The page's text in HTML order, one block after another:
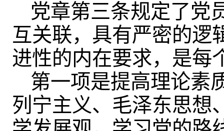
党章第三条规定了党
互关联，具有严密的逻
进性的内在要求，是每
第一项是提高理论素
列宁主义、毛泽东思想